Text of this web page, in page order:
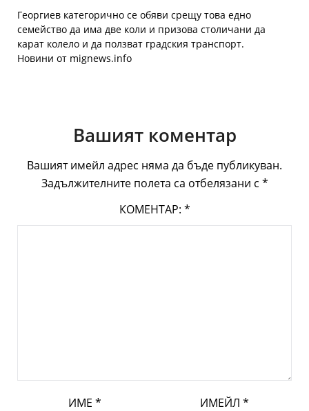
Георгиев категорично се обяви срещу това едно
семейство да има две коли и призова столичани да
карат колело и да ползват градския транспорт.
Новини от mignews.info
Вашият коментар
Вашият имейл адрес няма да бъде публикуван.
Задължителните полета са отбелязани с *
КОМЕНТАР: *
ИМЕ * ИМЕЙЛ *